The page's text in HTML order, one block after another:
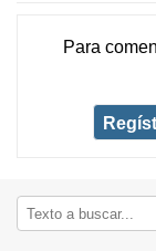
Para